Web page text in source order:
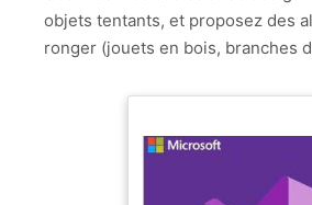
objets tentants, et proposez des
ronger (jouets en bois, branches